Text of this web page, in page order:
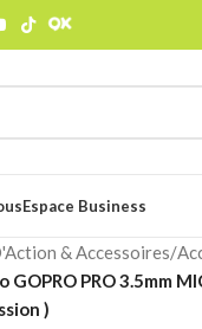
Espace Business
& Accessoires/
PRO 3.5mm
)